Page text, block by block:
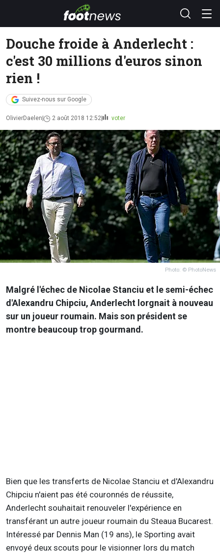
Douche froide à Anderlecht :
c'est 30 millions d'euros sinon
rien !
Suivez-nous sur Google
OlivierDaelen 2 août 2018 12:52 voter
Photo: © PhotoNews
Malgré l'échec de Nicolae Stanciu et le semi-échec
d'Alexandru Chipciu, Anderlecht lorgnait à nouveau
sur un joueur roumain. Mais son président se
montre beaucoup trop gourmand.
Bien que les transferts de Nicolae Stanciu et d'Alexandru
Chipciu n'aient pas été couronnés de réussite,
Anderlecht souhaitait renouveler l'expérience en
transférant un autre joueur roumain du Steaua Bucarest.
Intéressé par Dennis Man (19 ans), le Sporting avait
envoyé deux scouts pour le visionner lors du match